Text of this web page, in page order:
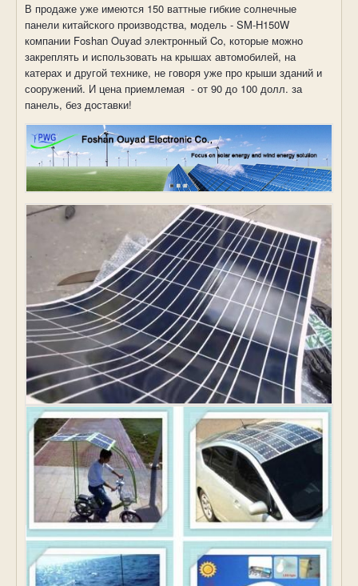
В продаже уже имеются 150 ваттные гибкие солнечные
панели китайского производства, модель - SM-H150W
компании Foshan Ouyad электронный Co, которые можно
закреплять и использовать на крышах автомобилей, на
катерах и другой технике, не говоря уже про крыши зданий и
сооружений. И цена приемлемая - от 90 до 100 долл. за
панель, без доставки!